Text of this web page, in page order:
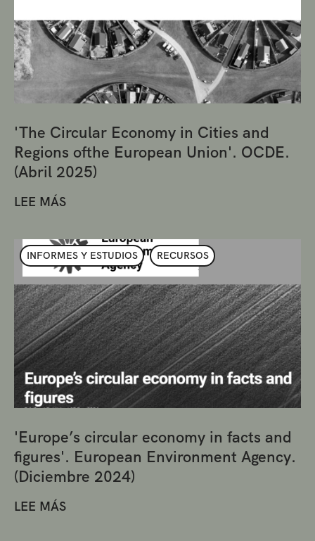
'The Circular Economy in Cities and
Regions ofthe European Union'. OCDE.
(Abril 2025)
LEE MÁS
INFORMES Y ESTUDIOS RECURSOS
'Europe’s circular economy in facts and
figures'. European Environment Agency.
(Diciembre 2024)
LEE MÁS